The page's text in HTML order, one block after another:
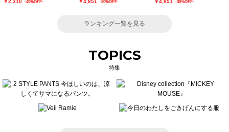
￥2,310 -40%OFF- ￥4,851 -30%OFF- ￥4,851 -30%OFF-
ランキング一覧を見る
TOPICS
特集